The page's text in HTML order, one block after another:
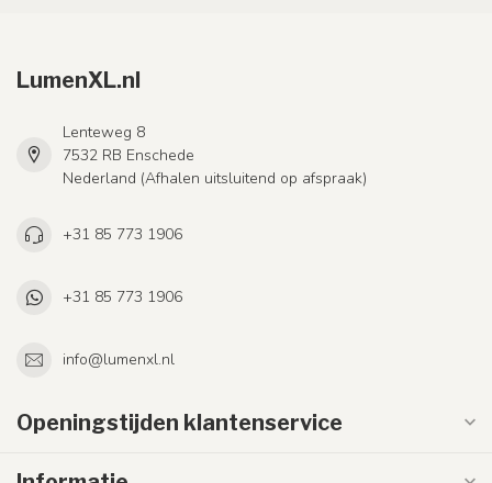
LumenXL.nl
Lenteweg 8
7532 RB Enschede
Nederland (Afhalen uitsluitend op afspraak)
+31 85 773 1906
+31 85 773 1906
info@lumenxl.nl
Openingstijden klantenservice